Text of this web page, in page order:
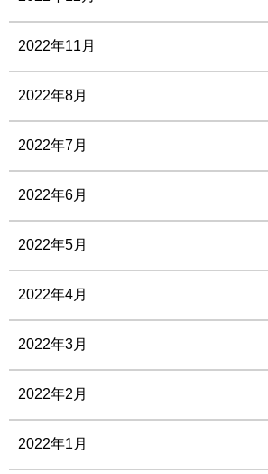
2022年11月
2022年8月
2022年7月
2022年6月
2022年5月
2022年4月
2022年3月
2022年2月
2022年1月